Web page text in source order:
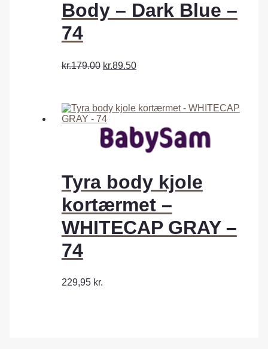
Body – Dark Blue –
74
kr.179.00 kr.89.50
Tyra body kjole
kortærmet –
WHITECAP GRAY –
74
229,95 kr.